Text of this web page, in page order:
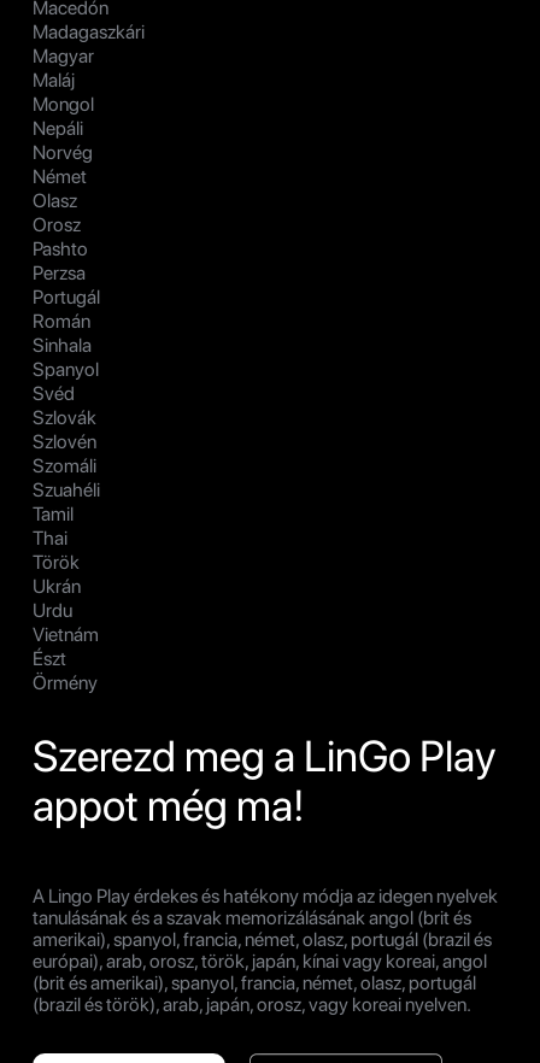
Macedón
Madagaszkári
Magyar
Maláj
Mongol
Nepáli
Norvég
Német
Olasz
Orosz
Pashto
Perzsa
Portugál
Román
Sinhala
Spanyol
Svéd
Szlovák
Szlovén
Szomáli
Szuahéli
Tamil
Thai
Török
Ukrán
Urdu
Vietnám
Észt
Örmény
Szerezd meg a LinGo Play
appot még ma!
A Lingo Play érdekes és hatékony módja az idegen nyelvek
tanulásának és a szavak memorizálásának angol (brit és
amerikai), spanyol, francia, német, olasz, portugál (brazil és
európai), arab, orosz, török, japán, kínai vagy koreai, angol
(brit és amerikai), spanyol, francia, német, olasz, portugál
(brazil és török), arab, japán, orosz, vagy koreai nyelven.